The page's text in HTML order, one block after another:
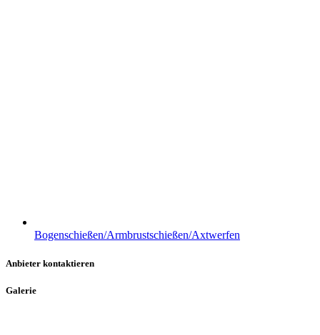
Bogenschießen/Armbrustschießen/Axtwerfen
Anbieter kontaktieren
Galerie